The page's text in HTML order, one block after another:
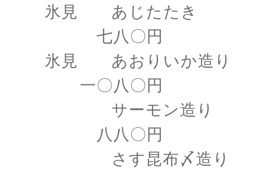
氷見 あじたたき
七八〇円
氷見 あおりいか造り
一〇八〇円
サーモン造り
八八〇円
さす昆布〆造り